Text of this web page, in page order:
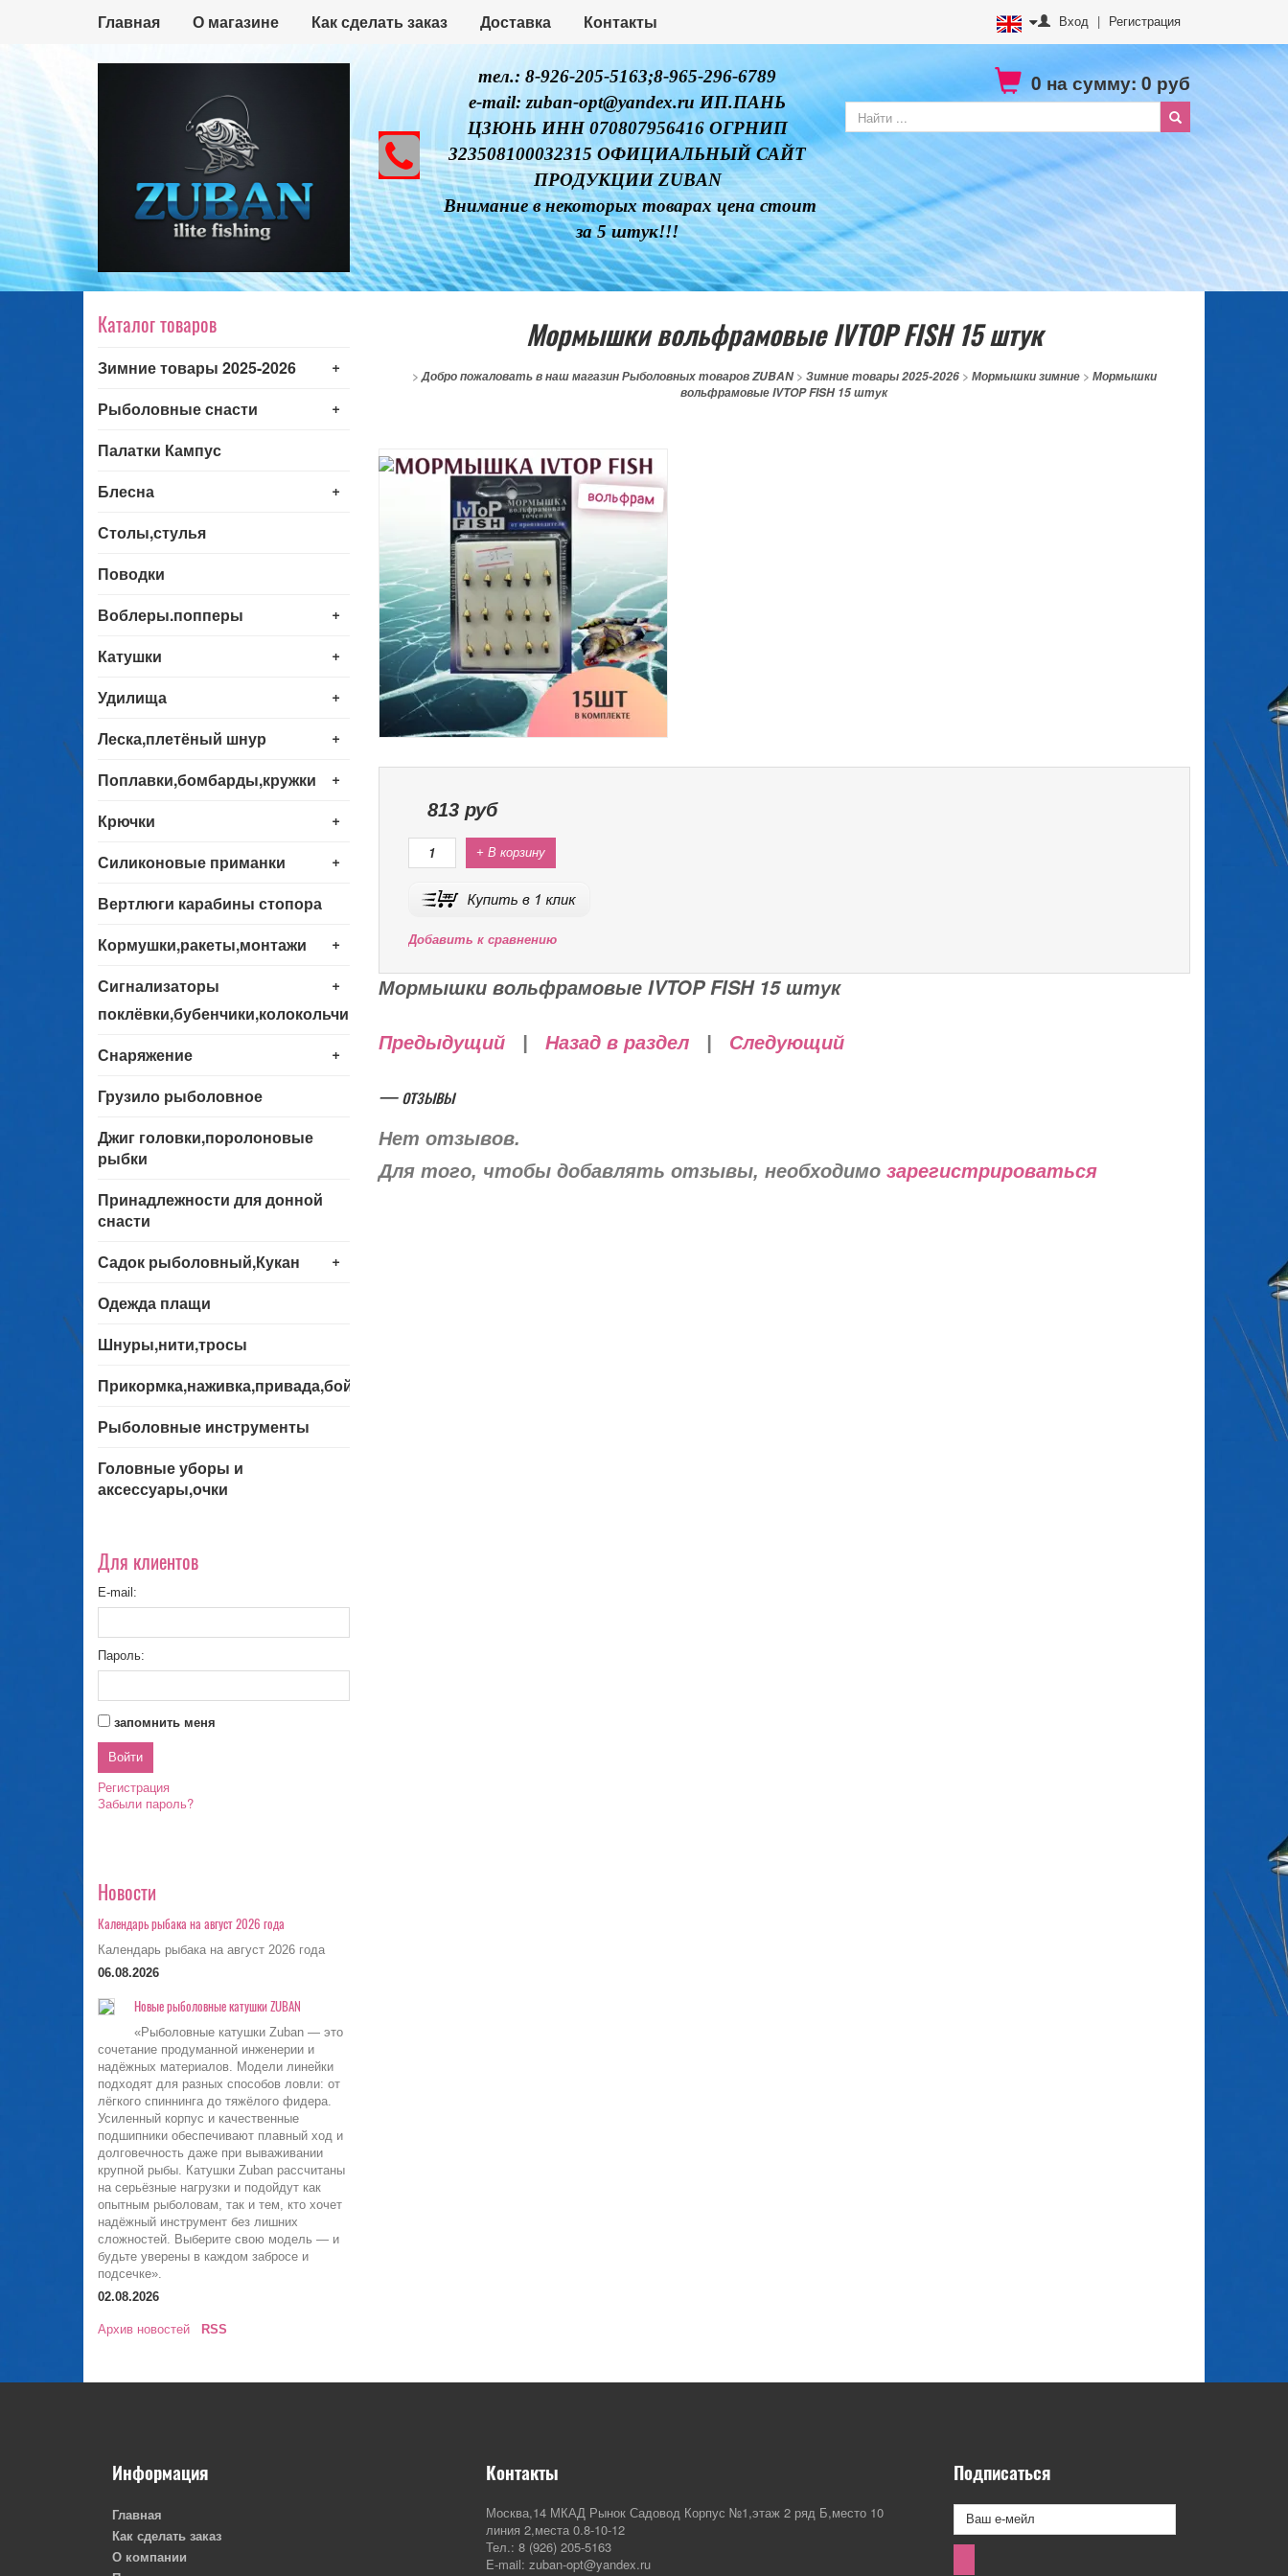
Вход | Регистрация
Главная О магазине Как сделать заказ Доставка Контакты
тел.: 8-926-205-5163;8-965-296-6789
e-mail: zuban-opt@yandex.ru ИП.ПАНЬ
ЦЗЮНЬ ИНН 070807956416 ОГРНИП
323508100032315 ОФИЦИАЛЬНЫЙ САЙТ
ПРОДУКЦИИ ZUBAN
Внимание в некоторых товарах цена стоит
за 5 штук!!!
0на сумму: 0 руб
Каталог товаров
+
Зимние товары 2025-2026
+
Рыболовные снасти
Палатки Кампус
+
Блесна
Столы,стулья
Поводки
+
Воблеры.попперы
+
Катушки
+
Удилища
+
Леска,плетёный шнур
+
Поплавки,бомбарды,кружки
+
Крючки
+
Силиконовые приманки
Вертлюги карабины стопора
+
Кормушки,ракеты,монтажи
+
Сигнализаторы
поклёвки,бубенчики,колокольчики
+
Снаряжение
Грузило рыболовное
Джиг головки,поролоновые
рыбки
Принадлежности для донной
снасти
+
Садок рыболовный,Кукан
Одежда плащи
Шнуры,нити,тросы
Прикормка,наживка,привада,бойла
Рыболовные инструменты
Головные уборы и
аксессуары,очки
Для клиентов
E-mail:
Пароль:
запомнить меня
Регистрация
Забыли пароль?
Новости
Календарь рыбака на август 2026 года
Календарь рыбака на август 2026 года
06.08.2026
Новые рыболовные катушки ZUBAN
«Рыболовные катушки Zuban — это
сочетание продуманной инженерии и
надёжных материалов. Модели линейки
подходят для разных способов ловли: от
лёгкого спиннинга до тяжёлого фидера.
Усиленный корпус и качественные
подшипники обеспечивают плавный ход и
долговечность даже при вываживании
крупной рыбы. Катушки Zuban рассчитаны
на серьёзные нагрузки и подойдут как
опытным рыболовам, так и тем, кто хочет
надёжный инструмент без лишних
сложностей. Выберите свою модель — и
будьте уверены в каждом забросе и
подсечке».
02.08.2026
Архив новостей RSS
Мормышки вольфрамовые IVTOP FISH 15 штук
>Добро пожаловать в наш магазин Рыболовных товаров ZUBAN> Зимние товары 2025-2026> Мормышки зимние> Мормышки
вольфрамовые IVTOP FISH 15 штук
813руб
+ В корзину
Добавить к сравнению
Мормышки вольфрамовые IVTOP FISH 15 штук
Предыдущий| Назад в раздел| Следующий
— отзывы
Нет отзывов.
Для того, чтобы добавлять отзывы, необходимо зарегистрироваться
Информация
Главная
Как сделать заказ
О компании
Контакты
Москва,14 МКАД Рынок Садовод Корпус №1,этаж 2 ряд Б,место 10
линия 2,места 0.8-10-12
Тел.: 8 (926) 205-5163
E-mail: zuban-opt@yandex.ru
Подписаться